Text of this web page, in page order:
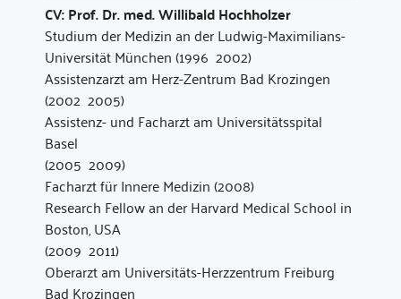
CV: Prof. Dr. med. Willibald Hochholzer
Studium der Medizin an der Ludwig-Maximilians-
Universität München (1996  2002)
Assistenzarzt am Herz-Zentrum Bad Krozingen
(2002  2005)
Assistenz- und Facharzt am Universitätsspital
Basel
(2005  2009)
Facharzt für Innere Medizin (2008)
Research Fellow an der Harvard Medical School in
Boston, USA
(2009  2011)
Oberarzt am Universitäts-Herzzentrum Freiburg 
Bad Krozingen